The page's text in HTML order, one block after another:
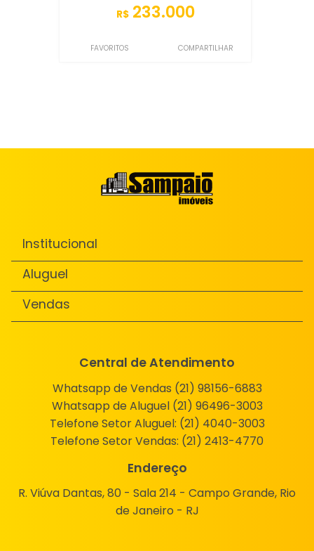
R$ 233.000
FAVORITOS COMPARTILHAR
Institucional
Aluguel
Vendas
Central de Atendimento
Whatsapp de Vendas (21) 98156-6883
Whatsapp de Aluguel (21) 96496-3003
Telefone Setor Aluguel: (21) 4040-3003
Telefone Setor Vendas: (21) 2413-4770
Endereço
R. Viúva Dantas, 80 - Sala 214 - Campo Grande, Rio
de Janeiro - RJ